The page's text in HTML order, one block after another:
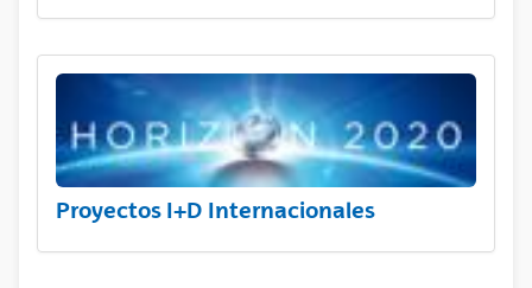
Proyectos I+D Internacionales